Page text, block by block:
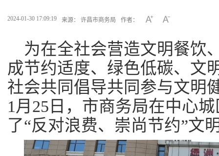
2024-01-30 17:09:19 来源： 许昌市商务局 作者：
为在全社会营造文明餐饮
成节约适度、绿色低碳、文
社会共同倡导共同参与文明
1月25日，市商务局在中心
了“反对浪费、崇尚节约”文